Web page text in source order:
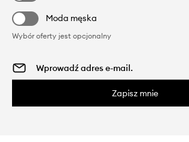
Moda męska
Wybór oferty jest opcjonalny
Zapisz mnie